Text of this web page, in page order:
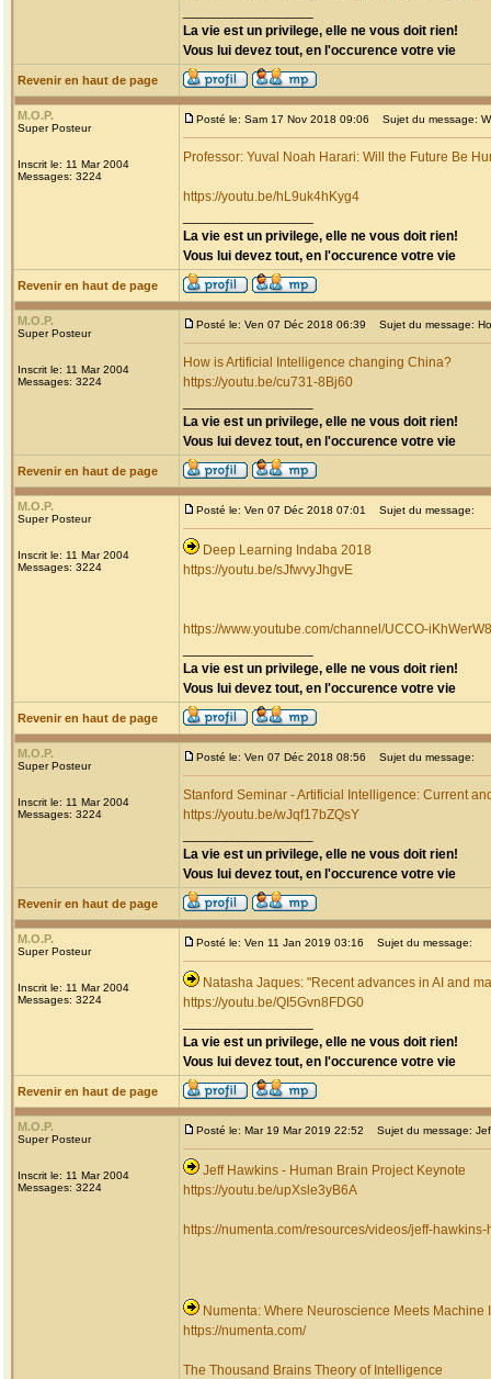
La vie est un privilege, elle ne vous doit rien!
Vous lui devez tout, en l'occurence votre vie
Revenir en haut de page
M.O.P.
Super Posteur
Inscrit le: 11 Mar 2004
Messages: 3224
Posté le: Sam 17 Nov 2018 09:06 Sujet du message:
Professor: Yuval Noah Harari: Will the Future Be
https://youtu.be/hL9uk4hKyg4
La vie est un privilege, elle ne vous doit rien!
Vous lui devez tout, en l'occurence votre vie
Revenir en haut de page
M.O.P.
Super Posteur
Inscrit le: 11 Mar 2004
Messages: 3224
Posté le: Ven 07 Déc 2018 06:39 Sujet du message:
How is Artificial Intelligence changing China?
https://youtu.be/cu731-8Bj60
La vie est un privilege, elle ne vous doit rien!
Vous lui devez tout, en l'occurence votre vie
Revenir en haut de page
M.O.P.
Super Posteur
Inscrit le: 11 Mar 2004
Messages: 3224
Posté le: Ven 07 Déc 2018 07:01 Sujet du message:
Deep Learning Indaba 2018
https://youtu.be/sJfwvyJhgvE
https://www.youtube.com/channel/UCCO-
La vie est un privilege, elle ne vous doit rien!
Vous lui devez tout, en l'occurence votre vie
Revenir en haut de page
M.O.P.
Super Posteur
Inscrit le: 11 Mar 2004
Messages: 3224
Posté le: Ven 07 Déc 2018 08:56 Sujet du message:
Stanford Seminar - Artificial Intelligence: Current
https://youtu.be/wJqf17bZQsY
La vie est un privilege, elle ne vous doit rien!
Vous lui devez tout, en l'occurence votre vie
Revenir en haut de page
M.O.P.
Super Posteur
Inscrit le: 11 Mar 2004
Messages: 3224
Posté le: Ven 11 Jan 2019 03:16 Sujet du message:
Natasha Jaques: "Recent advances in AI and
https://youtu.be/QI5Gvn8FDG0
La vie est un privilege, elle ne vous doit rien!
Vous lui devez tout, en l'occurence votre vie
Revenir en haut de page
M.O.P.
Super Posteur
Inscrit le: 11 Mar 2004
Messages: 3224
Posté le: Mar 19 Mar 2019 22:52 Sujet du message:
Jeff Hawkins - Human Brain Project Keynote
https://youtu.be/upXsle3yB6A
https://numenta.com/resources/videos/jeff-
Numenta: Where Neuroscience Meets Machine
https://numenta.com/
The Thousand Brains Theory of Intelligence